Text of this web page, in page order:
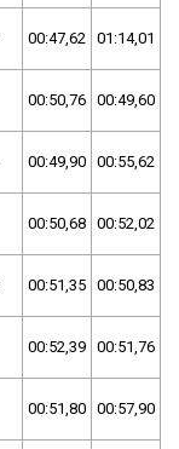
00:47,62 01:14,01
00:50,76 00:49,60
00:49,90 00:55,62
00:50,68 00:52,02
00:51,35 00:50,83
00:52,39 00:51,76
00:51,80 00:57,90